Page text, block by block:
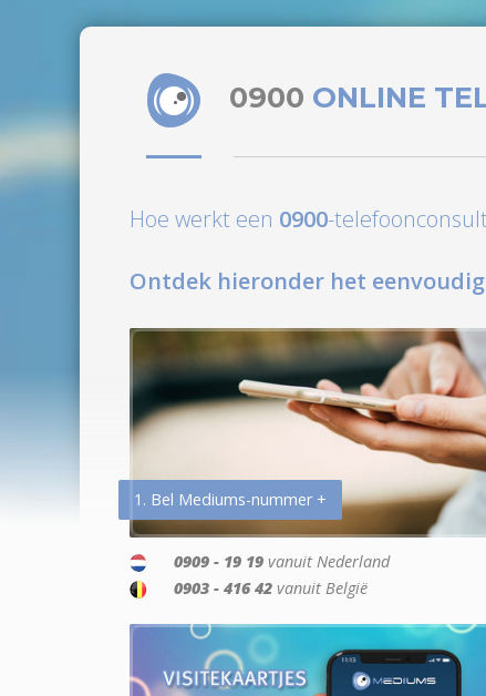
0900 ONLINE
Hoe werkt een 0900-
Ontdek hieronder het
1. Bel Mediums-nummer +
0909 - 19 19 vanuit Nederland
0903 - 416 42 vanuit België